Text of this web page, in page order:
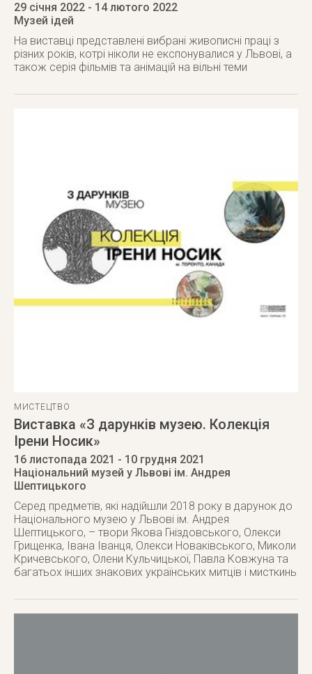
29 січня 2022 - 14 лютого 2022
Музей ідей
На виставці представлені вибрані живописні праці з
різних років, котрі ніколи не експонувалися у Львові, а
також серія фільмів та анімацій на вільні теми
МИСТЕЦТВО
Виставка «З дарунків музею. Колекція
Ірени Носик»
16 листопада 2021 - 10 грудня 2021
Національний музей у Львові ім. Андрея
Шептицького
Серед предметів, які надійшли 2018 року в дарунок до
Національного музею у Львові ім. Андрея
Шептицького, – твори Якова Гніздовського, Олекси
Грищенка, Івана Іванця, Олекси Новаківського, Миколи
Кричевського, Олени Кульчицької, Павла Ковжуна та
багатьох інших знакових українських митців і мисткинь